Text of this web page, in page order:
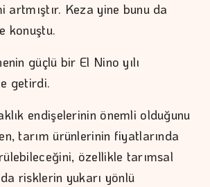
artmıştır. Keza yine bunu da
konuştu.
güçlü bir El Nino yılı
getirdi.
endişelerinin önemli olduğunu
tarım ürünlerinin fiyatlarında
özellikle tarımsal
risklerin yukarı yönlü